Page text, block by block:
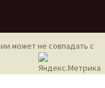
может не совпадать с